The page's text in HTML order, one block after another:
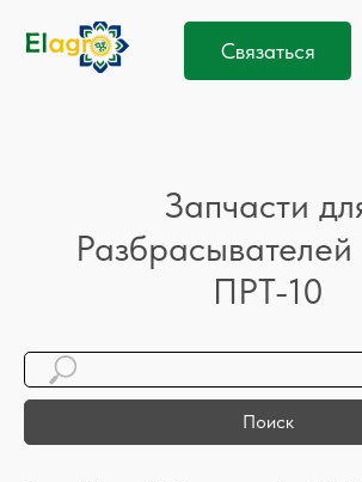
Запчасти
ПРТ-10
Поиск